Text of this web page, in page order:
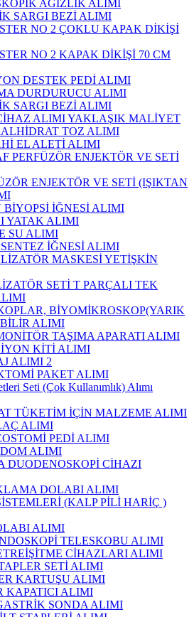
AĞIZLIK ALIMI
SARGI BEZİ ALIMI
NO 2 ÇOKLU KAPAK DİKİŞİ
NO 2 KAPAK DİKİŞİ 70 CM
DESTEK PEDİ ALIMI
DURDURUCU ALIMI
SARGI BEZİ ALIMI
ALIMI YAKLAŞIK MALİYET
TOZ ALIMI
EL ALETİ ALIMI
PERFÜZÖR ENJEKTÖR VE SETİ
ENJEKTÖR VE SETİ (IŞIKTAN
BİYOPSİ İĞNESİ ALIMI
YATAK ALIMI
SU ALIMI
İĞNESİ ALIMI
MASKESİ YETİŞKİN
SETİ T PARÇALI TEK
BİYOMİKROSKOP(YARIK
ALIMI
TAŞIMA APARATI ALIMI
KİTİ ALIMI
ALIMI 2
PAKET ALIMI
Seti (Çok Kullanımlık) Alımı
TÜKETİM İÇİN MALZEME ALIMI
ALIMI
PEDİ ALIMI
ALIMI
DUODENOSKOPİ CİHAZI
DOLABI ALIMI
(KALP PİLİ HARİÇ )
ALIMI
TELESKOBU ALIMI
CİHAZLARI ALIMI
SETİ ALIMI
KARTUŞU ALIMI
KAPATICI ALIMI
SONDA ALIMI